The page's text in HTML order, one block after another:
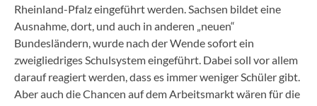
Rheinland-Pfalz eingeführt werden. Sachsen bildet eine
Ausnahme, dort, und auch in anderen „neuen“
Bundesländern, wurde nach der Wende sofort ein
zweigliedriges Schulsystem eingeführt. Dabei soll vor allem
darauf reagiert werden, dass es immer weniger Schüler gibt.
Aber auch die Chancen auf dem Arbeitsmarkt wären für die